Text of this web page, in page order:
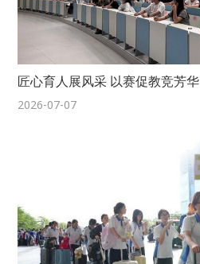
匠心育人展风采 以赛促教竞芳华
2026-07-07